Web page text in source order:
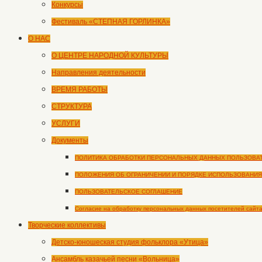
Конкурсы
Фестиваль «СТЕПНАЯ ГОРЛИНКА»
О НАС
О ЦЕНТРЕ НАРОДНОЙ КУЛЬТУРЫ
Направления деятельности
ВРЕМЯ РАБОТЫ
СТРУКТУРА
УСЛУГИ
Документы
ПОЛИТИКА ОБРАБОТКИ ПЕРСОНАЛЬНЫХ ДАННЫХ
ПОЛОЖЕНИЯ ОБ ОГРАНИЧЕНИИ И ПОРЯДКЕ
ПОЛЬЗОВАТЕЛЬСКОЕ СОГЛАШЕНИЕ
Согласие на обработку персональных данных посетителей сайта
Творческие коллективы
Детско-юношеская студия фольклора «Утица»
Ансамбль казачьей песни «Вольница»